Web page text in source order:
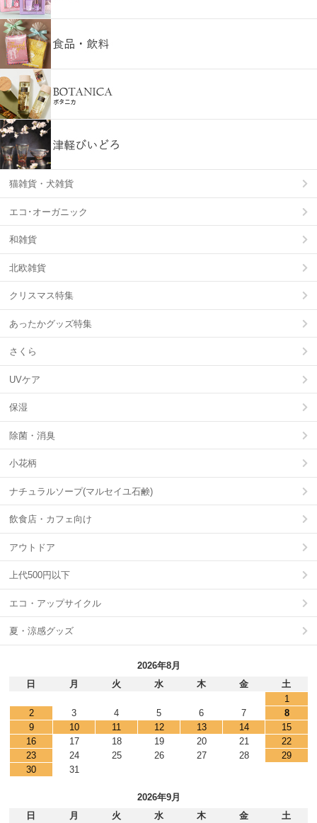
猫雑貨・犬雑貨
エコ･オーガニック
和雑貨
北欧雑貨
クリスマス特集
あったかグッズ特集
さくら
UVケア
保湿
除菌・消臭
小花柄
ナチュラルソープ(マルセイユ石鹸)
飲食店・カフェ向け
アウトドア
上代500円以下
エコ・アップサイクル
夏・涼感グッズ
2026年8月
日
月 火 水 木 金
土
1
2
3 4 5 6 7
8
9
10 11 12 13 14
15
16
17 18 19 20 21
22
23
24 25 26 27 28
29
30
31
2026年9月
日
月 火 水 木 金 土